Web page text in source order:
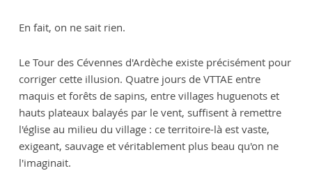
En fait, on ne sait rien.
Le Tour des Cévennes d'Ardèche existe précisément pour
corriger cette illusion. Quatre jours de VTTAE entre
maquis et forêts de sapins, entre villages huguenots et
hauts plateaux balayés par le vent, suffisent à remettre
l'église au milieu du village : ce territoire-là est vaste,
exigeant, sauvage et véritablement plus beau qu'on ne
l'imaginait.